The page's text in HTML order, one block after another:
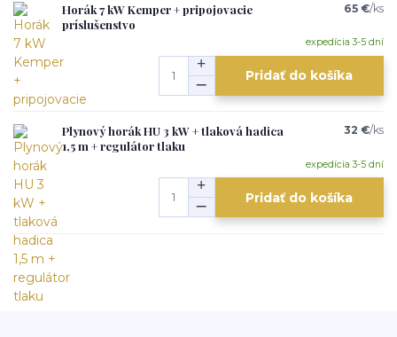
Horák 7 kW Kemper + pripojovacie
príslušenstvo
65 €/ks
expedícia 3-5 dní
Pridať do košíka
Plynový horák HU 3 kW + tlaková hadica
1,5 m + regulátor tlaku
32 €/ks
expedícia 3-5 dní
Pridať do košíka